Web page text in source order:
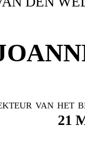
van het
21